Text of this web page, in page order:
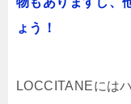
ょう！
LOCCITANEには